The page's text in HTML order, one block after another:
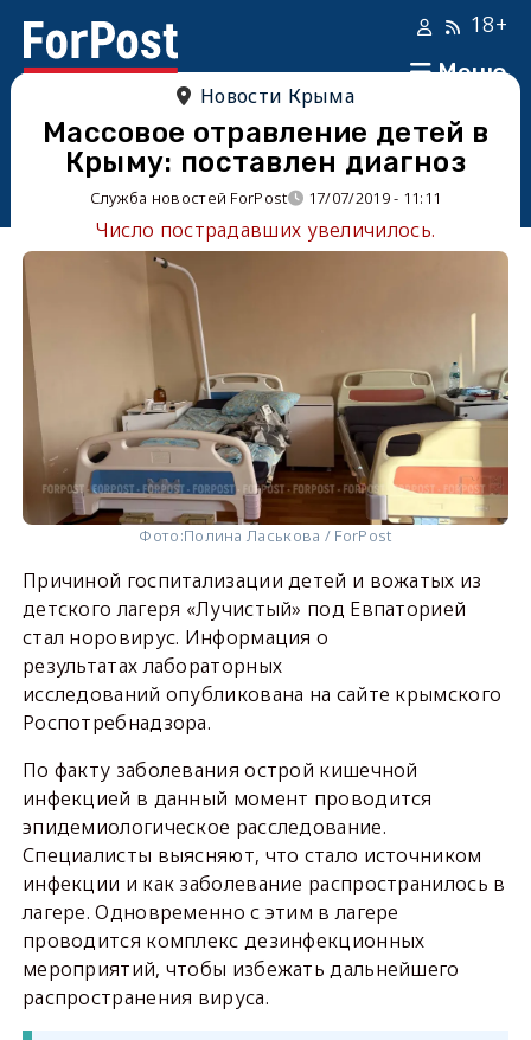
Меню
18+
Новости Крыма
Массовое отравление детей в
Крыму: поставлен диагноз
Служба новостей ForPost 17/07/2019 - 11:11
Число пострадавших увеличилось.
Фото:Полина Ласькова / ForPost
Причиной госпитализации детей и вожатых из
детского лагеря «Лучистый» под Евпаторией
стал норовирус. Информация о
результатах лабораторных
исследований опубликована на сайте крымского
Роспотребнадзора.
По факту заболевания острой кишечной
инфекцией в данный момент проводится
эпидемиологическое расследование.
Специалисты выясняют, что стало источником
инфекции и как заболевание распространилось в
лагере. Одновременно с этим в лагере
проводится комплекс дезинфекционных
мероприятий, чтобы избежать дальнейшего
распространения вируса.